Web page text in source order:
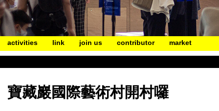
activities link join us contributor market
寶藏巖國際藝術村開村囉